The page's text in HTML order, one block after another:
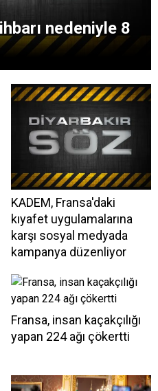
nedeniyle 8
KADEM, Fransa'daki
kıyafet uygulamalarına
karşı sosyal medyada
kampanya düzenliyor
Fransa, insan kaçakçılığı
yapan 224 ağı çökertti